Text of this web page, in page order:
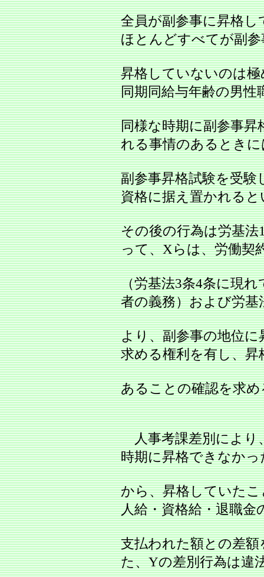
全員が副参事に昇格
ほとんどすべてが副参
昇格していないのは
同期同給与年齢の男性
同様な時期に副参事
れる事情のあるとき
副参事昇格試験を受
資格に据え置かれると
その後の行為は労基
って、Xらは、労働契
（労基法3条4条に現
者の義務）および労基
より、副参事の地位
求める権利を有し、昇
あることの確認を求
人事考課差別により
時期に昇格できなか
から、昇格していた
人給・資格給・退職金
支払われた額との差
た、Yの差別行為は違